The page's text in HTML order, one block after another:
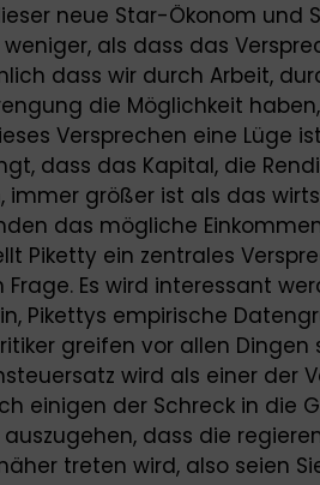
neue Star-Ökonom und
als dass das
dass wir durch Arbeit,
die Möglichkeit
Versprechen eine Lüge
dass das Kapital, die
immer größer ist als das
das mögliche
Piketty ein zentrales
Es wird interessant
Pikettys empirische
greifen vor allen
wird als einer der
einigen der Schreck in die
dass die
treten wird, also seien